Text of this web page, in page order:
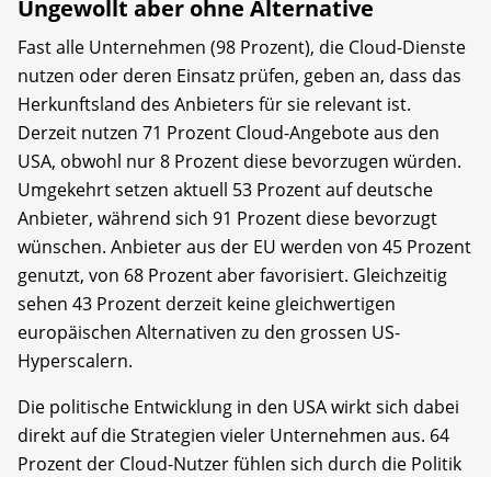
Ungewollt aber ohne Alternative
Fast alle Unternehmen (98 Prozent), die Cloud-Dienste
nutzen oder deren Einsatz prüfen, geben an, dass das
Herkunftsland des Anbieters für sie relevant ist.
Derzeit nutzen 71 Prozent Cloud-Angebote aus den
USA, obwohl nur 8 Prozent diese bevorzugen würden.
Umgekehrt setzen aktuell 53 Prozent auf deutsche
Anbieter, während sich 91 Prozent diese bevorzugt
wünschen. Anbieter aus der EU werden von 45 Prozent
genutzt, von 68 Prozent aber favorisiert. Gleichzeitig
sehen 43 Prozent derzeit keine gleichwertigen
europäischen Alternativen zu den grossen US-
Hyperscalern.
Die politische Entwicklung in den USA wirkt sich dabei
direkt auf die Strategien vieler Unternehmen aus. 64
Prozent der Cloud-Nutzer fühlen sich durch die Politik